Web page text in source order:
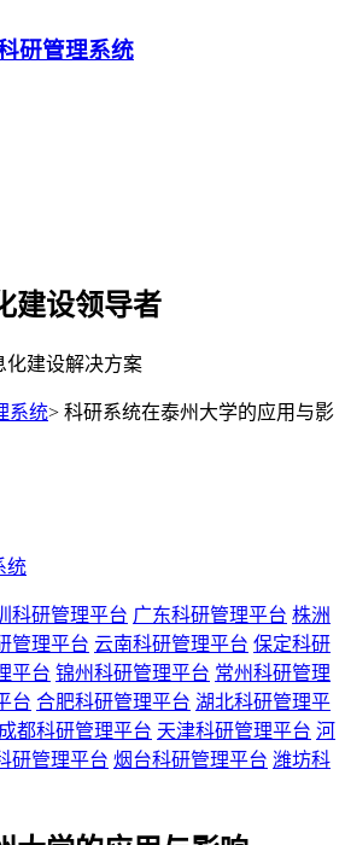
建设领导者
化建设解决方案
系统> 科研系统在泰州大学的应用与影
统
科研管理平台 广东科研管理平台 株洲
管理平台 云南科研管理平台 保定科研
平台 锦州科研管理平台 常州科研管理
台 合肥科研管理平台 湖北科研管理平
成都科研管理平台 天津科研管理平台 河
研管理平台 烟台科研管理平台 潍坊科